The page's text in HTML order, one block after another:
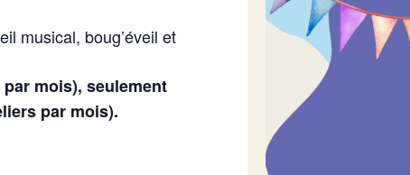
musical, boug’éveil et
mois), seulement
par mois).